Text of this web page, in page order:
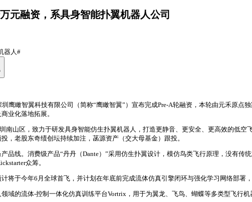
元融资，系具身智能扑翼机器人公司
器人#
鹰瞰智翼科技有限公司（简称“鹰瞰智翼”）宣布完成Pre-A轮融资，本轮由元禾原
业化落地拓展。
南山区，致力于研发具身智能仿生扑翼机器人，打造更静音、更安全、更高效的低
，老股东奇绩创坛持续加注，菡源资产（交大母基金）跟投。
品线。消费级产品“丹丹（Dante）”采用仿生扑翼设计，模仿鸟类飞行原理，没有
众筹。
将于今年6月全球首飞，并计划在年底前完成流体仿真引擎闭环与强化学习网络部署
域的流体-控制一体化仿真训练平台Vortrix，用于为翼龙、飞鸟、蝴蝶等多类型飞行